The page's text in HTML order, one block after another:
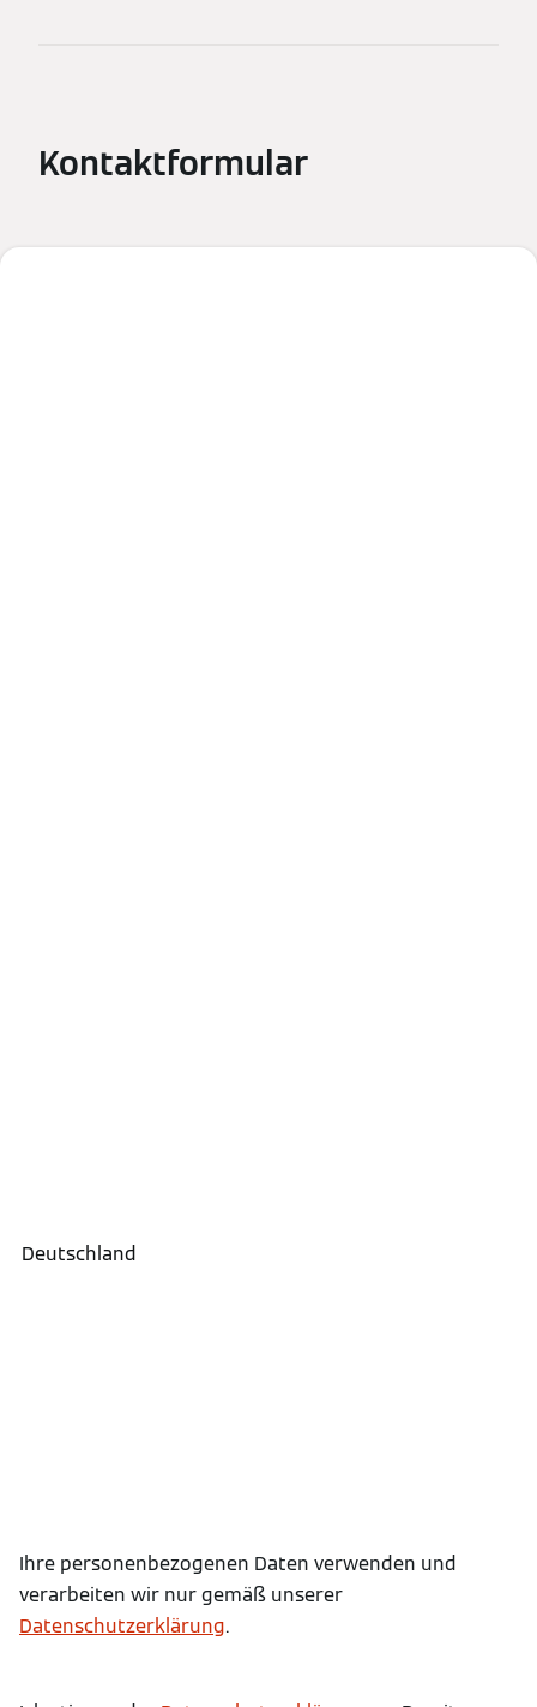
Kontaktformular
Ihre personenbezogenen Daten verwenden und
verarbeiten wir nur gemäß unserer
Datenschutzerklärung.